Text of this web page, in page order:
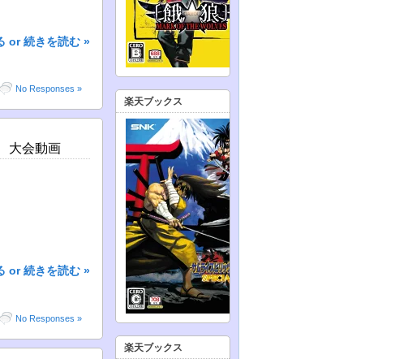
or 続きを読む »
No Responses »
大会動画
or 続きを読む »
No Responses »
楽天ブックス
楽天ブックス